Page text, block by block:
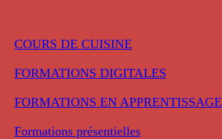
COURS DE CUISINE
FORMATIONS DIGITALES
FORMATIONS EN APPRENTISSAGE
Formations présentielles